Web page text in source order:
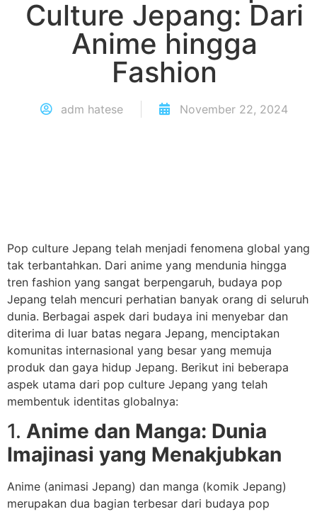
Culture Jepang: Dari
Anime hingga
Fashion
adm hatese November 22, 2024
Pop culture Jepang telah menjadi fenomena global yang
tak terbantahkan. Dari anime yang mendunia hingga
tren fashion yang sangat berpengaruh, budaya pop
Jepang telah mencuri perhatian banyak orang di seluruh
dunia. Berbagai aspek dari budaya ini menyebar dan
diterima di luar batas negara Jepang, menciptakan
komunitas internasional yang besar yang memuja
produk dan gaya hidup Jepang. Berikut ini beberapa
aspek utama dari pop culture Jepang yang telah
membentuk identitas globalnya:
1. Anime dan Manga: Dunia
Imajinasi yang Menakjubkan
Anime (animasi Jepang) dan manga (komik Jepang)
merupakan dua bagian terbesar dari budaya pop